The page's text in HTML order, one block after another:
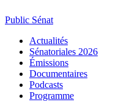
Public Sénat
Actualités
Sénatoriales 2026
Émissions
Documentaires
Podcasts
Programme